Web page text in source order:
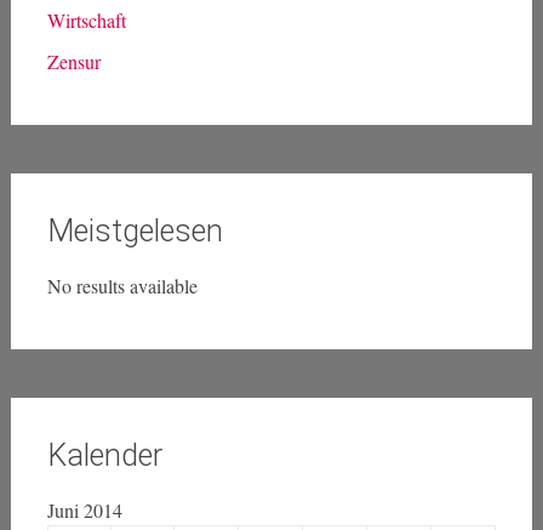
Wirtschaft
Zensur
Meistgelesen
No results available
Kalender
Juni 2014